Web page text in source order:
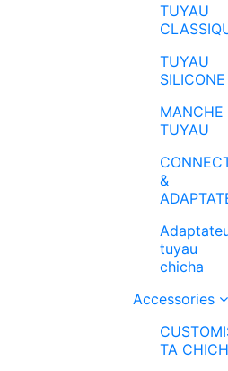
TUYAU
TUYAU
SILICONE
MANCHE
TUYAU
&
tuyau
chicha
Accessories
TA